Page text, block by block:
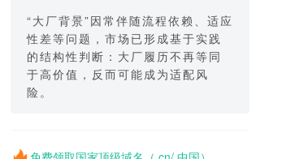
“大厂背景”因常伴随流程依赖、适应
性差等问题，市场已形成基于实践
的结构性判断：大厂履历不再等同
于高价值，反而可能成为适配风
险。